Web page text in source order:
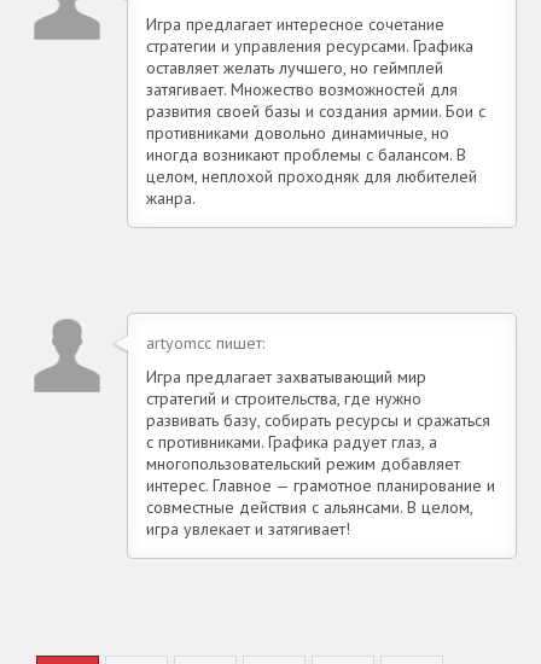
Игра предлагает интересное сочетание
стратегии и управления ресурсами. Графика
оставляет желать лучшего, но геймплей
затягивает. Множество возможностей для
развития своей базы и создания армии. Бои с
противниками довольно динамичные, но
иногда возникают проблемы с балансом. В
целом, неплохой проходняк для любителей
жанра.
artyomcc пишет:
Игра предлагает захватывающий мир
стратегий и строительства, где нужно
развивать базу, собирать ресурсы и сражаться
с противниками. Графика радует глаз, а
многопользовательский режим добавляет
интерес. Главное — грамотное планирование и
совместные действия с альянсами. В целом,
игра увлекает и затягивает!